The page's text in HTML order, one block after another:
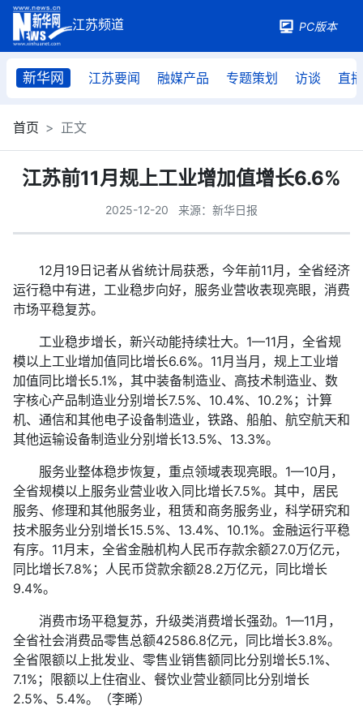
PC版本
新华网 江苏要闻 融媒产品 专题策划 访谈 直播
首页 正文
江苏前11月规上工业增加值增长6.6%
2025-12-20 来源：新华日报
12月19日记者从省统计局获悉，今年前11月，全省经济
运行稳中有进，工业稳步向好，服务业营收表现亮眼，消费
市场平稳复苏。
工业稳步增长，新兴动能持续壮大。1—11月，全省规
模以上工业增加值同比增长6.6%。11月当月，规上工业增
加值同比增长5.1%，其中装备制造业、高技术制造业、数
字核心产品制造业分别增长7.5%、10.4%、10.2%；计算
机、通信和其他电子设备制造业，铁路、船舶、航空航天和
其他运输设备制造业分别增长13.5%、13.3%。
服务业整体稳步恢复，重点领域表现亮眼。1—10月，
全省规模以上服务业营业收入同比增长7.5%。其中，居民
服务、修理和其他服务业，租赁和商务服务业，科学研究和
技术服务业分别增长15.5%、13.4%、10.1%。金融运行平稳
有序。11月末，全省金融机构人民币存款余额27.0万亿元，
同比增长7.8%；人民币贷款余额28.2万亿元，同比增长
9.4%。
消费市场平稳复苏，升级类消费增长强劲。1—11月，
全省社会消费品零售总额42586.8亿元，同比增长3.8%。
全省限额以上批发业、零售业销售额同比分别增长5.1%、
7.1%；限额以上住宿业、餐饮业营业额同比分别增长
2.5%、5.4%。（李晞）